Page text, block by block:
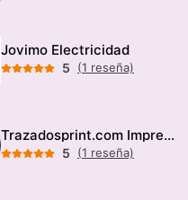
Jovimo Electricidad
5 (1 reseña)
Trazadosprint.com Imprenta
5 (1 reseña)